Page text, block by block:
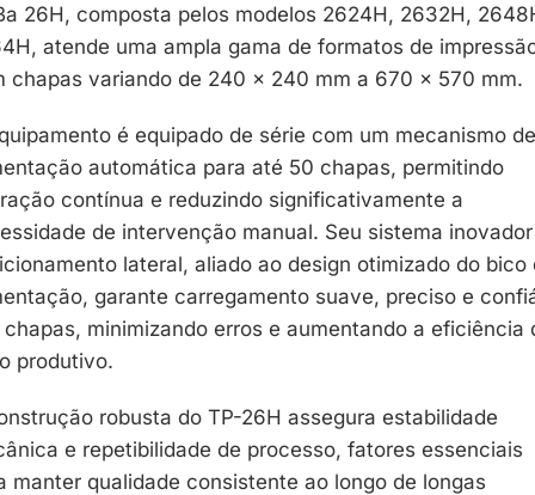
26H, composta pelos modelos 2624H, 2632H,
atende uma ampla gama de formatos de
chapas variando de 240 × 240 mm a 670 × 570 mm.
é equipado de série com um mecanismo
automática para até 50 chapas, permitindo
contínua e reduzindo significativamente a
de intervenção manual. Seu sistema
lateral, aliado ao design otimizado do bico
garante carregamento suave, preciso e
chapas, minimizando erros e aumentando a eficiência
produtivo.
robusta do TP-26H assegura estabilidade
e repetibilidade de processo, fatores essenciais
manter qualidade consistente ao longo de longas